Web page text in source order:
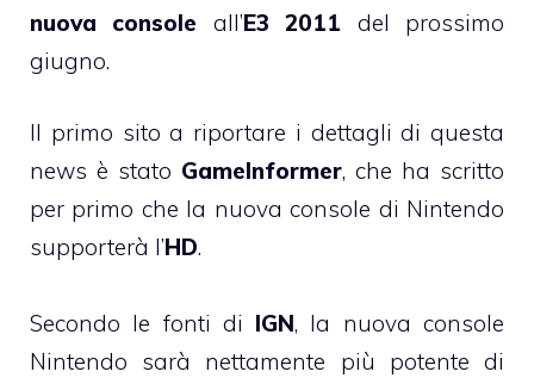
nuova console all’E3 2011 del prossimo
giugno.
Il primo sito a riportare i dettagli di questa
news è stato GameInformer, che ha scritto
per primo che la nuova console di Nintendo
supporterà l’HD.
Secondo le fonti di IGN, la nuova console
Nintendo sarà nettamente più potente di